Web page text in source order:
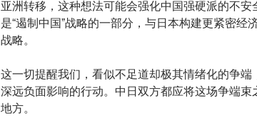
亚洲转移，这种想法可能会强化中国强硬派的不
是“遏制中国”战略的一部分，与日本构建更紧密经
战略。
这一切提醒我们，看似不足道却极其情绪化的争
深远负面影响的行动。中日双方都应将这场争端
地方。